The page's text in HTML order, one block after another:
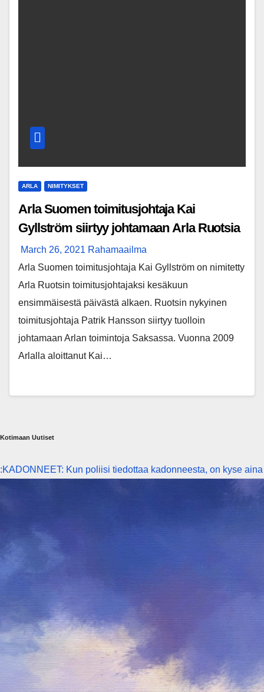
ARLA NIMITYKSET
Arla Suomen toimitusjohtaja Kai
Gyllström siirtyy johtamaan Arla Ruotsia
March 26, 2021 Rahamaailma
Arla Suomen toimitusjohtaja Kai Gyllström on nimitetty
Arla Ruotsin toimitusjohtajaksi kesäkuun
ensimmäisestä päivästä alkaen. Ruotsin nykyinen
toimitusjohtaja Patrik Hansson siirtyy tuolloin
johtamaan Arlan toimintoja Saksassa. Vuonna 2009
Arlalla aloittanut Kai…
Kotimaan Uutiset
:KADONNEET: Kun poliisi tiedottaa kadonneesta, on kyse